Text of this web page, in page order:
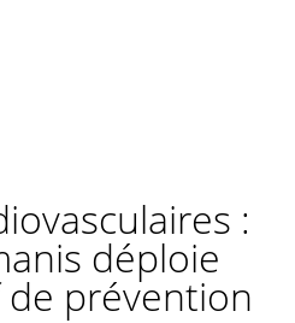
:
déploie
prévention